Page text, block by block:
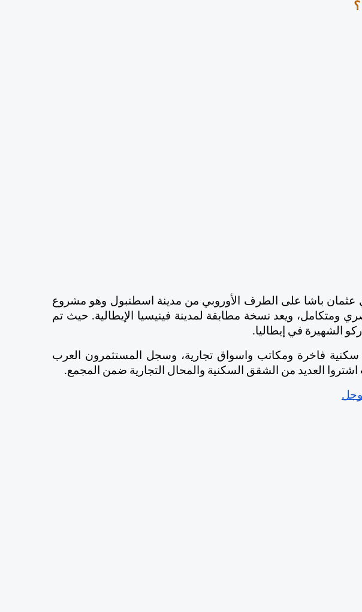
الشهيرة في إيطاليا.
العديد من الشقق السكنية والمحال التجارية ضمن المجمع.